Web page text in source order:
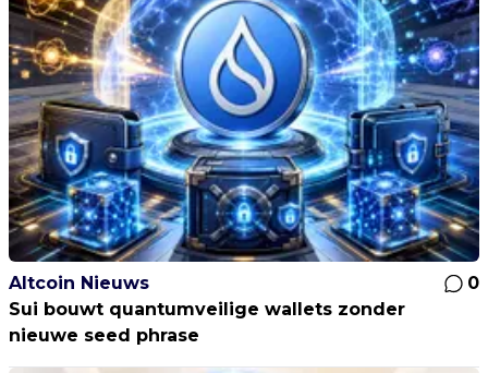
Altcoin Nieuws
0
Sui bouwt quantumveilige wallets zonder
nieuwe seed phrase